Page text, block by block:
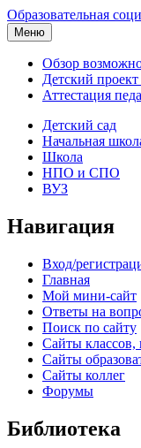
Образовательная
Меню
Обзор
Детский
Аттестация
Детский сад
Начальная
Школа
НПО и СПО
ВУЗ
Навигация
Вход/
Главная
Мой мини-сайт
Ответы на
Поиск по сайту
Сайты классов,
Сайты
Сайты коллег
Форумы
Библиотека